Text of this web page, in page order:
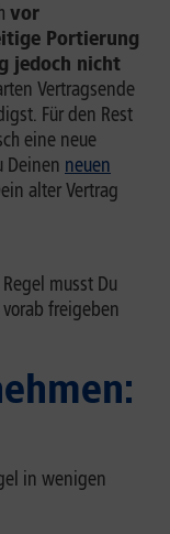
vor
Portierung
jedoch nicht
Vertragsende
Für den Rest
eine neue
Deinen neuen
alter Vertrag
musst Du
freigeben
in wenigen